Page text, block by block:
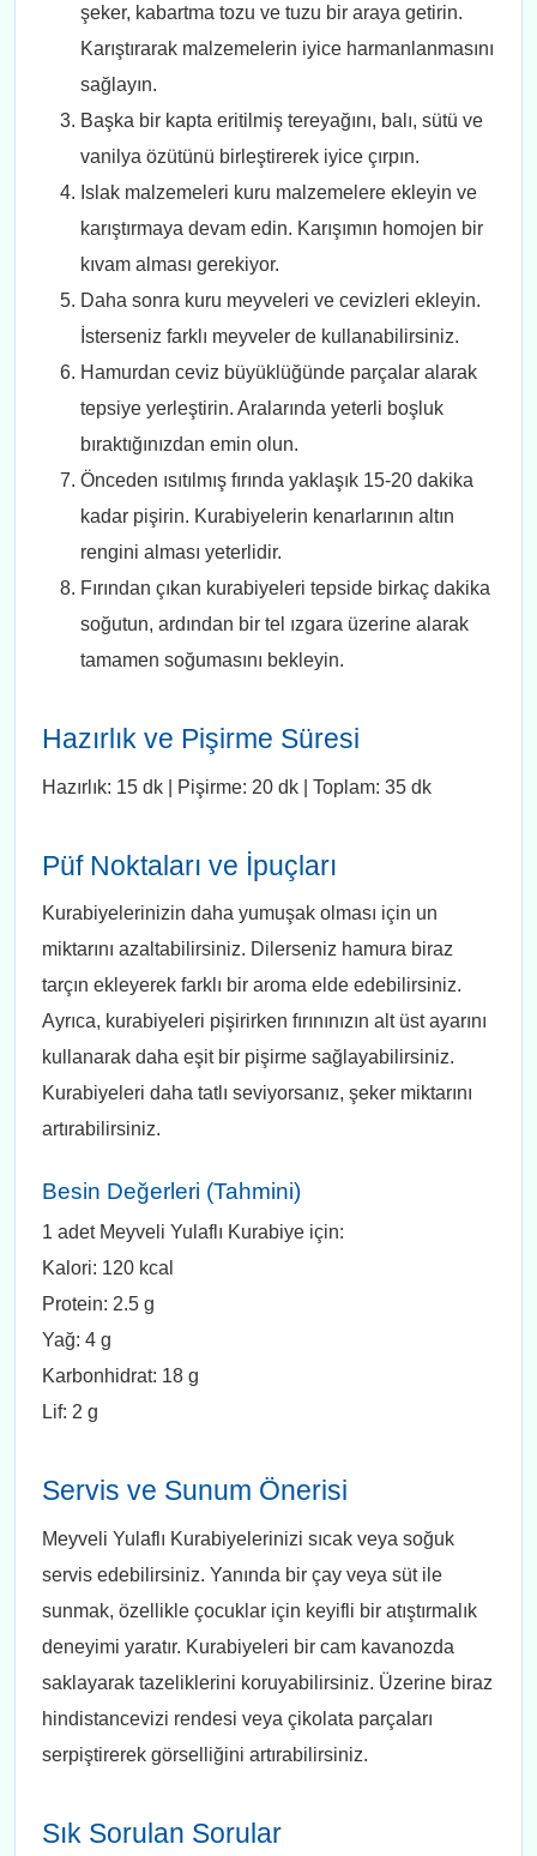
şeker, kabartma tozu ve tuzu bir araya getirin.
Karıştırarak malzemelerin iyice harmanlanmasını
sağlayın.
Başka bir kapta eritilmiş tereyağını, balı, sütü ve
vanilya özütünü birleştirerek iyice çırpın.
Islak malzemeleri kuru malzemelere ekleyin ve
karıştırmaya devam edin. Karışımın homojen bir
kıvam alması gerekiyor.
Daha sonra kuru meyveleri ve cevizleri ekleyin.
İsterseniz farklı meyveler de kullanabilirsiniz.
Hamurdan ceviz büyüklüğünde parçalar alarak
tepsiye yerleştirin. Aralarında yeterli boşluk
bıraktığınızdan emin olun.
Önceden ısıtılmış fırında yaklaşık 15-20 dakika
kadar pişirin. Kurabiyelerin kenarlarının altın
rengini alması yeterlidir.
Fırından çıkan kurabiyeleri tepside birkaç dakika
soğutun, ardından bir tel ızgara üzerine alarak
tamamen soğumasını bekleyin.
Hazırlık ve Pişirme Süresi
Hazırlık: 15 dk | Pişirme: 20 dk | Toplam: 35 dk
Püf Noktaları ve İpuçları
Kurabiyelerinizin daha yumuşak olması için un
miktarını azaltabilirsiniz. Dilerseniz hamura biraz
tarçın ekleyerek farklı bir aroma elde edebilirsiniz.
Ayrıca, kurabiyeleri pişirirken fırınınızın alt üst ayarını
kullanarak daha eşit bir pişirme sağlayabilirsiniz.
Kurabiyeleri daha tatlı seviyorsanız, şeker miktarını
artırabilirsiniz.
Besin Değerleri (Tahmini)
1 adet Meyveli Yulaflı Kurabiye için:
Kalori: 120 kcal
Protein: 2.5 g
Yağ: 4 g
Karbonhidrat: 18 g
Lif: 2 g
Servis ve Sunum Önerisi
Meyveli Yulaflı Kurabiyelerinizi sıcak veya soğuk
servis edebilirsiniz. Yanında bir çay veya süt ile
sunmak, özellikle çocuklar için keyifli bir atıştırmalık
deneyimi yaratır. Kurabiyeleri bir cam kavanozda
saklayarak tazeliklerini koruyabilirsiniz. Üzerine biraz
hindistancevizi rendesi veya çikolata parçaları
serpiştirerek görselliğini artırabilirsiniz.
Sık Sorulan Sorular